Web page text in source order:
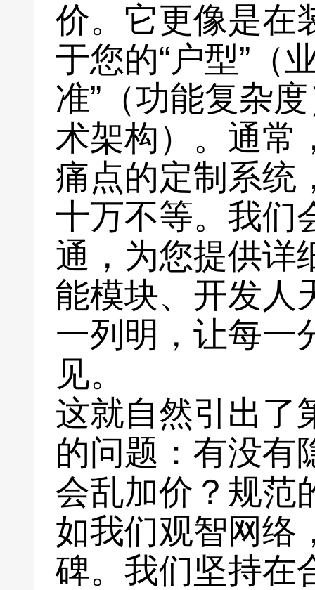
价。它更像是在
于您的“户型”（
准”（功能复杂
术架构）。通常
痛点的定制系统
十万不等。我们
通，为您提供详
能模块、开发人
一列明，让每一
见。
这就自然引出了
的问题：有没有
会乱加价？规范
如我们观智网络
碑。我们坚持在